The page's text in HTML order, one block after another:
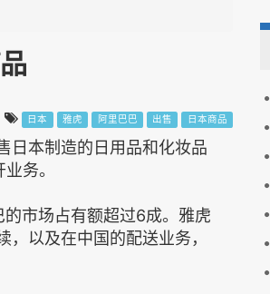
日本 雅虎 阿里巴巴 出售 日本商品
日本制造的日用品和化妆品
务。
市场占有额超过6成。雅虎
以及在中国的配送业务，